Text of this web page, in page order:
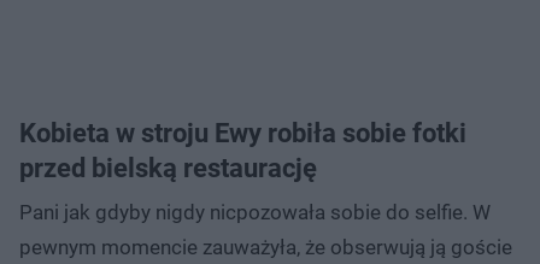
Kobieta w stroju Ewy robiła sobie fotki
przed bielską restaurację
Pani jak gdyby nigdy nicpozowała sobie do selfie. W
pewnym momencie zauważyła, że obserwują ją goście